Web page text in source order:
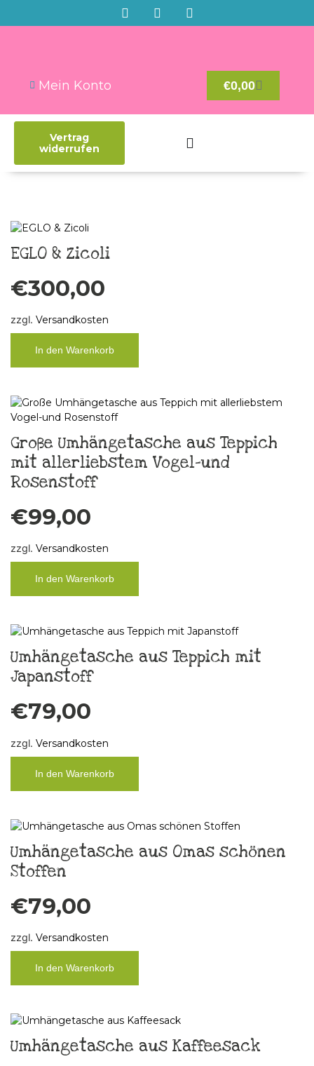
Mein Konto €0,00
Vertrag
widerrufen
EGLO & Zicoli
€300,00
zzgl. Versandkosten
In den Warenkorb
Große Umhängetasche aus Teppich
mit allerliebstem Vogel-und
Rosenstoff
€99,00
zzgl. Versandkosten
In den Warenkorb
Umhängetasche aus Teppich mit
Japanstoff
€79,00
zzgl. Versandkosten
In den Warenkorb
Umhängetasche aus Omas schönen
Stoffen
€79,00
zzgl. Versandkosten
In den Warenkorb
Umhängetasche aus Kaffeesack